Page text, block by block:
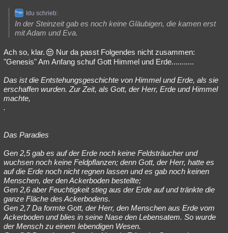
Natur Umfragen
weitere Rubriken
Astronomie Helpdesk Gruppen Gaming Filme
Musik Clash Verbesserungen Allmystery English
Übersichten
Lesenswert
Idu schrieb:
In der Steinzeit gab es noch keine Gläubigen, die kamen erst
mit Adam und Eva.
Ach so, klar.
Nur da passt Folgendes nicht zusammen:
"Genesis" Am Anfang schuf Gott Himmel und Erde...........
Das ist die Entstehungsgeschichte von Himmel und Erde, als sie
erschaffen wurden. Zur Zeit, als Gott, der Herr, Erde und Himmel
machte,
.
Das Paradies
Gen 2,5 gab es auf der Erde noch keine Feldsträucher und
wuchsen noch keine Feldpflanzen; denn Gott, der Herr, hatte es
auf die Erde noch nicht regnen lassen und es gab noch keinen
Menschen, der den Ackerboden bestellte;
Gen 2,6 aber Feuchtigkeit stieg aus der Erde auf und tränkte die
ganze Fläche des Ackerbodens.
Gen 2,7 Da formte Gott, der Herr, den Menschen aus Erde vom
Ackerboden und blies in seine Nase den Lebensatem. So wurde
der Mensch zu einem lebendigen Wesen.